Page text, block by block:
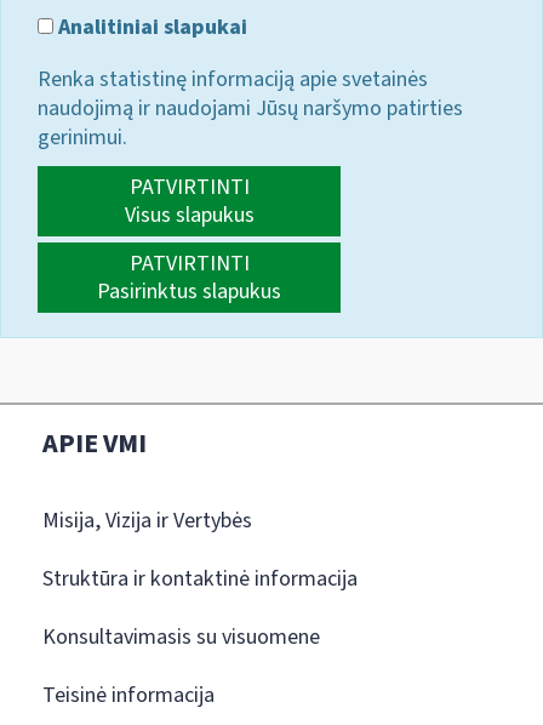
Analitiniai slapukai
Renka statistinę informaciją apie svetainės
naudojimą ir naudojami Jūsų naršymo patirties
gerinimui.
PATVIRTINTI
Visus slapukus
PATVIRTINTI
Pasirinktus slapukus
APIE VMI
Misija, Vizija ir Vertybės
Struktūra ir kontaktinė informacija
Konsultavimasis su visuomene
Teisinė informacija